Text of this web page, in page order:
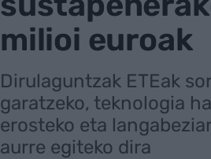
milioi euroak
Dirulaguntzak ETEak
garatzeko, teknologia
erosteko eta
aurre egiteko dira